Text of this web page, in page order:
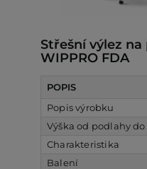
Střešní výlez
WIPPRO FDA
POPIS
Popis výrobku
Výška od podlahy
Charakteristika
Balení